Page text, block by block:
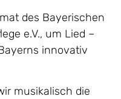
des Bayerischen
e.V., um Lied –
innovativ
musikalisch die